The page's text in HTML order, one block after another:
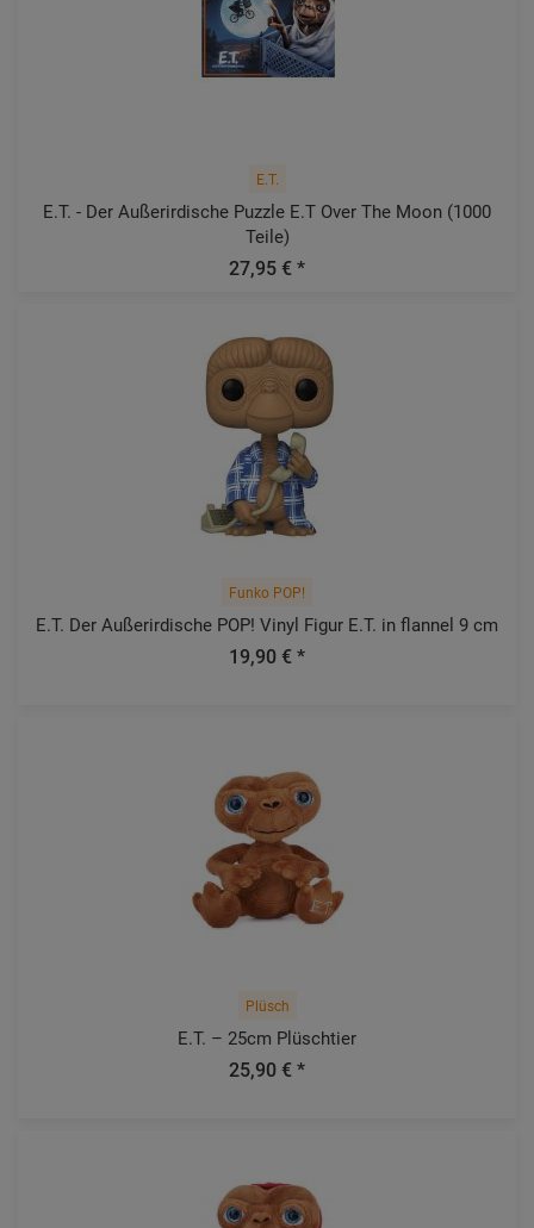
E.T.
E.T. - Der Außerirdische Puzzle E.T Over The Moon (1000
Teile)
27,95 € *
Funko POP!
E.T. Der Außerirdische POP! Vinyl Figur E.T. in flannel 9 cm
19,90 € *
Plüsch
E.T. – 25cm Plüschtier
25,90 € *